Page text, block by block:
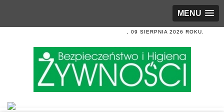
MENU
, 09 SIERPNIA 2026 ROKU.